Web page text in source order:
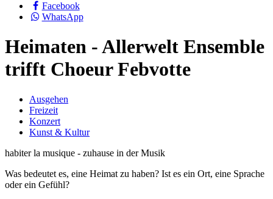
Facebook
WhatsApp
Heimaten - Allerwelt Ensemble
trifft Choeur Febvotte
Ausgehen
Freizeit
Konzert
Kunst & Kultur
habiter la musique - zuhause in der Musik
Was bedeutet es, eine Heimat zu haben? Ist es ein Ort, eine Sprache
oder ein Gefühl?